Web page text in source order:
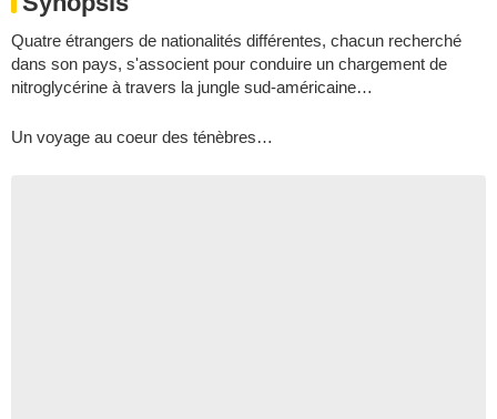
Quatre étrangers de nationalités différentes, chacun recherché
dans son pays, s'associent pour conduire un chargement de
nitroglycérine à travers la jungle sud-américaine…
Un voyage au coeur des ténèbres…